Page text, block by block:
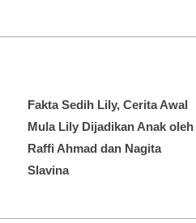
Fakta Sedih Lily, Cerita Awal
Mula Lily Dijadikan Anak oleh
Raffi Ahmad dan Nagita
Slavina